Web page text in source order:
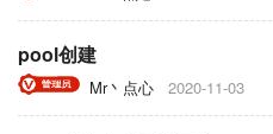
pool创建
Mr丶点心 2020-11-03